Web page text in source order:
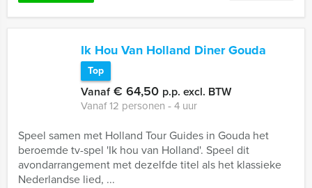
Ik Hou Van Holland Diner Gouda
Top
Vanaf€ 64,50 p.p. excl. BTW
Vanaf 12 personen ‐ 4 uur
Speel samen met Holland Tour Guides in Gouda het
beroemde tv-spel 'Ik hou van Holland'. Speel dit
avondarrangement met dezelfde titel als het klassieke
Nederlandse lied, ...